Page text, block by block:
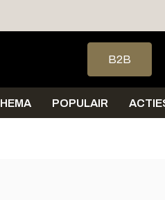
de pijltjes op en neer om
B2B
POPULAIR